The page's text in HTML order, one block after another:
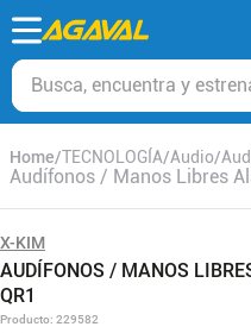
Busca, encuentra y estrena
TECNOLOGÍA Audio
Audífonos / Manos Libres
X-KIM
AUDÍFONOS / MANOS
QR1
Producto: 229582